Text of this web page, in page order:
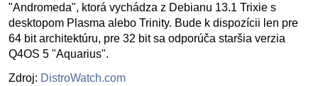
"Andromeda", ktorá vychádza z Debianu 13.1 Trixie s
desktopom Plasma alebo Trinity. Bude k dispozícii len pre
64 bit architektúru, pre 32 bit sa odporúča staršia verzia
Q4OS 5 "Aquarius".
Zdroj: DistroWatch.com